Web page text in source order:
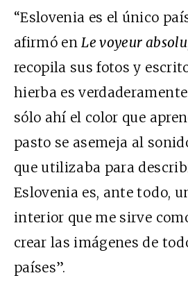
“Eslovenia es el único
afirmó enLe voyeur absolu
recopila sus fotos y
hierba es
sólo ahí el color que
pasto se asemeja al
que utilizaba para
Eslovenia es, ante todo,
interior que me sirve
crear las imágenes de
países”.